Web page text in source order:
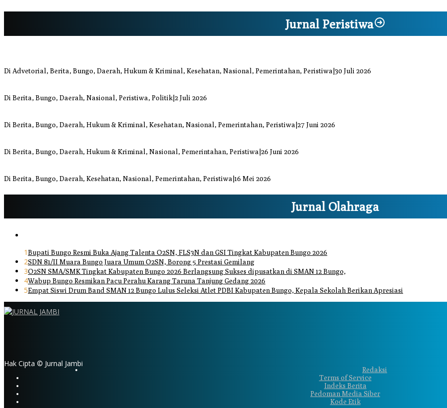
Jurnal Peristiwa
Di Advetorial, Berita, Bungo, Daerah, Hukum & Kriminal, Kesehatan, Nasional, Pemerintahan, Peristiwa 30 Juli 2026
Di Berita, Bungo, Daerah, Nasional, Peristiwa, Politik 2 Juli 2026
Di Berita, Bungo, Daerah, Hukum & Kriminal, Kesehatan, Nasional, Pemerintahan, Peristiwa 27 Juni 2026
Di Berita, Bungo, Daerah, Hukum & Kriminal, Nasional, Pemerintahan, Peristiwa 26 Juni 2026
Di Berita, Bungo, Daerah, Kesehatan, Nasional, Pemerintahan, Peristiwa 16 Mei 2026
Jurnal Olahraga
1Bupati Bungo Resmi Buka Ajang Talenta O2SN, FLS3N dan GSI Tingkat Kabupaten Bungo 2026
2SDN 81/II Muara Bungo Juara Umum O2SN, Borong 5 Prestasi Gemilang
3O2SN SMA/SMK Tingkat Kabupaten Bungo 2026 Berlangsung Sukses dipusatkan di SMAN 12 Bungo,
4Wabup Bungo Resmikan Pacu Perahu Karang Taruna Tanjung Gedang 2026
5Empat Siswi Drum Band SMAN 12 Bungo Lulus Seleksi Atlet PDBI Kabupaten Bungo, Kepala Sekolah Berikan Apresiasi
Hak Cipta © Jurnal Jambi
Redaksi
Terms of Service
Indeks Berita
Pedoman Media Siber
Kode Etik